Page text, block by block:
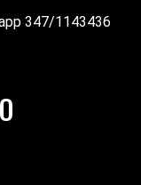
347/1143436